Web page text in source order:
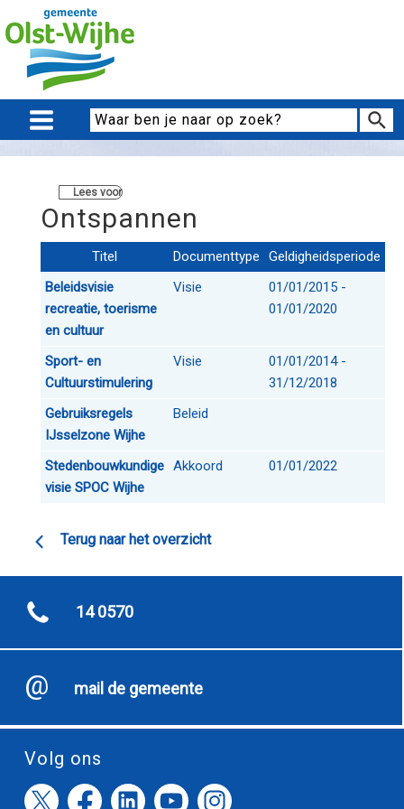
Lees voor
Ontspannen
Titel Documenttype
Geldigheidsperiode
Beleidsvisie
recreatie, toerisme
en cultuur
Visie
01/01/2015 -
01/01/2020
Sport- en
Cultuurstimulering
Visie
01/01/2014 -
31/12/2018
Gebruiksregels
IJsselzone Wijhe
Beleid
Stedenbouwkundige
visie SPOC Wijhe
Akkoord 01/01/2022
Terug naar het overzicht
14 0570
mail de gemeente
Volg ons